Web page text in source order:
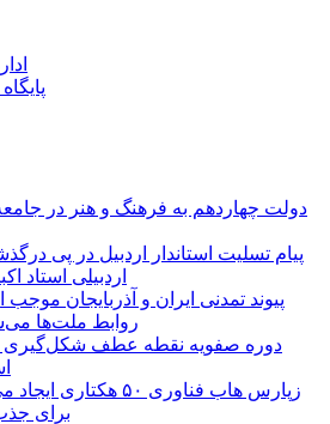
دولت چهاردهم به فرهنگ و هنر در
پیام تسلیت استاندار اردبیل در پی
اردبیلی استاد
پیوند تمدنی ایران و آذربایجان
روابط ملت‌ها
دوره صفویه نقطه عطف شکل‌گیری
زپارس هاب فناوری ۵۰
برای